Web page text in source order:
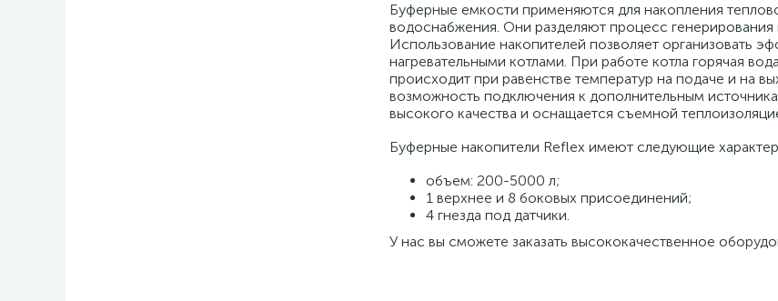
Буферные емкости применяются для накопления
водоснабжения. Они разделяют процесс
Использование накопителей позволяет организовать
нагревательными котлами. При работе котла горячая
происходит при равенстве температур на подаче и на
возможность подключения к дополнительным
высокого качества и оснащается съемной
Буферные накопители Reflex имеют следующие
объем: 200-5000 л;
1 верхнее и 8 боковых присоединений;
4 гнезда под датчики.
У нас вы сможете заказать высококачественное